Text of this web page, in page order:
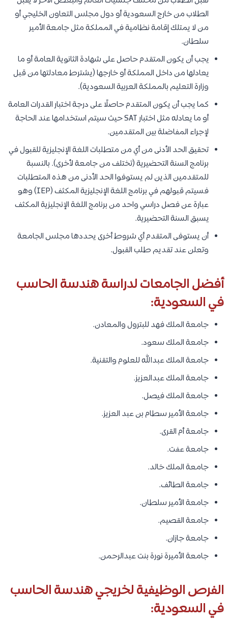
الطلاب من خارج السعودية أو دول مجلس التعاون الخليجي أو
من لا يمتلك إقامة نظامية في المملكة مثل جامعة الأمير
سلطان.
يجب أن يكون المتقدم حاصل على شهادة الثانوية العامة أو ما
يعادلها من داخل المملكة أو خارجها (يشترط معادلتها من قبل
وزارة التعليم بالمملكة العربية السعودية).
كما يجب أن يكون المتقدم حاصلًا على درجة اختبار القدرات العامة
أو ما يعادله مثل اختبار SAT حيث سيتم استخدامها عند الحاجة
لإجراء المفاضلة بين المتقدمين.
تحقيق الحد الأدنى من أي من متطلبات اللغة الإنجليزية للقبول في
برنامج السنة التحضيرية (تختلف من جامعة لأخرى). بالنسبة
للمتقدمين الذين لم يستوفوا الحد الأدنى من هذه المتطلبات
فسيتم قبولهم في برنامج اللغة الإنجليزية المكثف (IEP) وهو
عبارة عن فصل دراسي واحد من برنامج اللغة الإنجليزية المكثف
يسبق السنة التحضيرية.
أن يستوفى المتقدم أي شروط أخرى يحددها مجلس الجامعة
وتعلن عند تقديم طلب القبول.
أفضل الجامعات لدراسة هندسة الحاسب
في السعودية:
جامعة الملك فهد للبترول والمعادن.
جامعة الملك سعود.
جامعة الملك عبدالله للعلوم والتقنية.
جامعة الملك عبدالعزيز.
جامعة الملك فيصل.
جامعة الأمير سطام بن عبد العزيز.
جامعة أم القرى.
جامعة عفت.
جامعة الملك خالد.
جامعة الطائف.
جامعة الأمير سلطان.
جامعة القصيم.
جامعة جازان.
جامعة الأميرة نورة بنت عبدالرحمن.
الفرص الوظيفية لخريجي هندسة الحاسب
في السعودية: